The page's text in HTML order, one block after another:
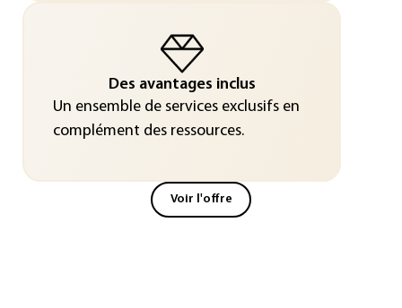
Des avantages inclus
Un ensemble de services exclusifs en
complément des ressources.
Voir l'offre